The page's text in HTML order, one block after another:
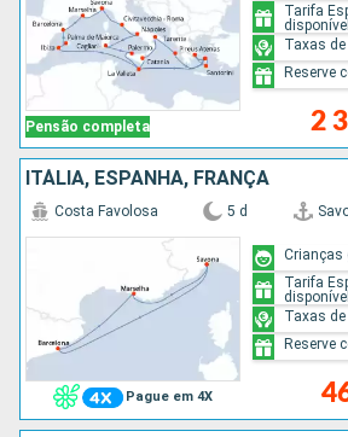
Pensão completa 2
Tarifa
disponível
Taxas
Reserve
ITÁLIA, ESPANHA, FRANÇA
Pague em 4X
Costa Favolosa 5 d
Crianças
Tarifa
disponível
Taxas
Reserve